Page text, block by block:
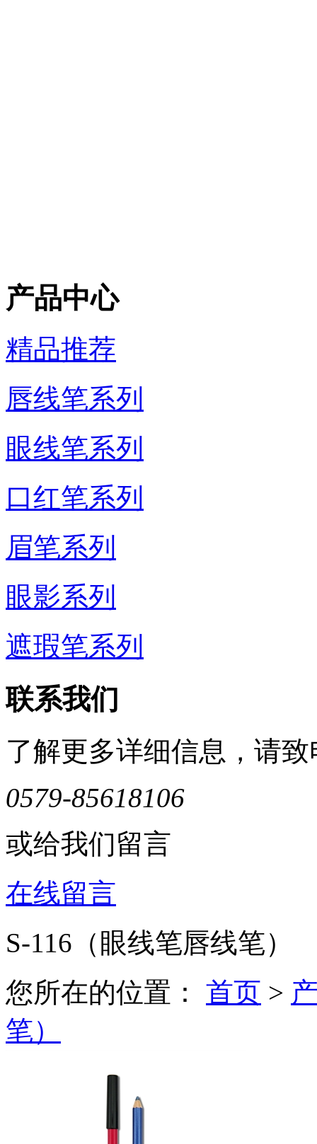
产品中心
精品推荐
唇线笔系列
眼线笔系列
口红笔系列
眉笔系列
眼影系列
遮瑕笔系列
联系我们
了解更多详细信息，请致
0579-85618106
或给我们留言
在线留言
S-116（眼线笔唇线笔）
您所在的位置： 首页 >
笔）